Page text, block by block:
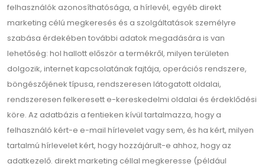
felhasználók azonosíthatósága, a hírlevél, egyéb direkt
marketing célú megkeresés és a szolgáltatások személyre
szabása érdekében további adatok megadására is van
lehetőség: hol hallott először a termékről, milyen területen
dolgozik, internet kapcsolatának fajtája, operációs rendszere,
böngészőjének típusa, rendszeresen látogatott oldalai,
rendszeresen felkeresett e-kereskedelmi oldalai és érdeklődési
köre. Az adatbázis a fentieken kívül tartalmazza, hogy a
felhasználó kért-e e-mail hírlevelet vagy sem, és ha kért, milyen
tartalmú hírlevelet kért, hogy hozzájárult-e ahhoz, hogy az
adatkezelő. direkt marketing céllal megkeresse (például